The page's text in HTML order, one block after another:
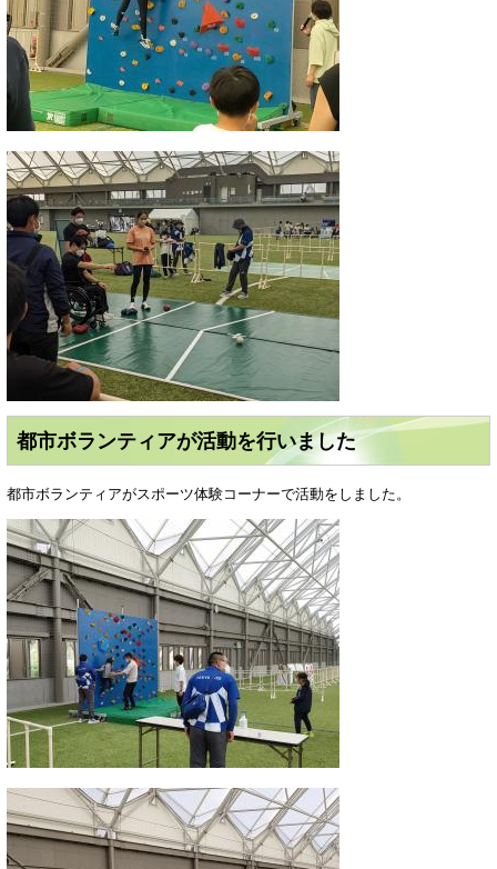
都市ボランティアが活動を行いました
都市ボランティアがスポーツ体験コーナーで活動をしました。